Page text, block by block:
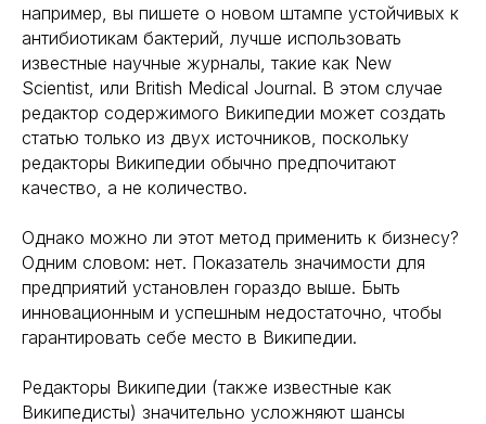
например, вы пишете о новом штампе устойчивых к
антибиотикам бактерий, лучше использовать
известные научные журналы, такие как New
Scientist, или British Medical Journal. В этом случае
редактор содержимого Википедии может создать
статью только из двух источников, поскольку
редакторы Википедии обычно предпочитают
качество, а не количество.
Однако можно ли этот метод применить к бизнесу?
Одним словом: нет. Показатель значимости для
предприятий установлен гораздо выше. Быть
инновационным и успешным недостаточно, чтобы
гарантировать себе место в Википедии.
Редакторы Википедии (также известные как
Википедисты) значительно усложняют шансы